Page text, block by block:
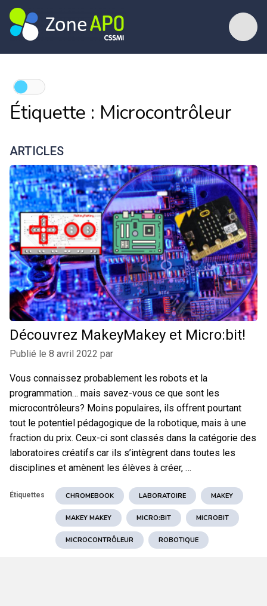
Étiquette : Microcontrôleur
ARTICLES
Découvrez MakeyMakey et Micro:bit!
Publié le 8 avril 2022 par
Vous connaissez probablement les robots et la
programmation… mais savez-vous ce que sont les
microcontrôleurs? Moins populaires, ils offrent pourtant
tout le potentiel pédagogique de la robotique, mais à une
fraction du prix. Ceux-ci sont classés dans la catégorie des
laboratoires créatifs car ils s’intègrent dans toutes les
disciplines et amènent les élèves à créer, …
Étiquettes CHROMEBOOK LABORATOIRE MAKEY
MAKEY MAKEY MICRO:BIT MICROBIT
MICROCONTRÔLEUR ROBOTIQUE